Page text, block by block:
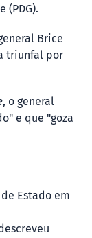
(PDG).
Brice
triunfal por
, o general
e que "goza
Estado em